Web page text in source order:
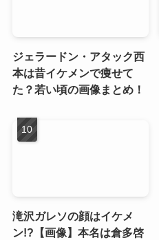
ジェラードン・アタック西
本は昔イケメンで痩せて
た？若い頃の画像まとめ！
滝沢ガレソの顔はイケメ
ン!?【画像】本名は倉多啓